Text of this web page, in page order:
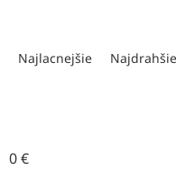
e
Najlacnejšie Najdrahšie
0€